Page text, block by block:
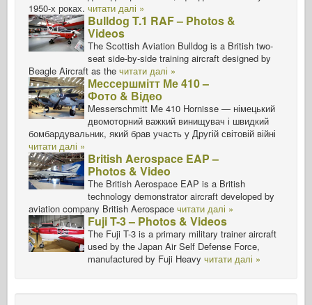
1950-х роках. читати далі »
Bulldog T.1 RAF – Photos &
Videos
The Scottish Aviation Bulldog is a British two-
seat side-by-side training aircraft designed by
Beagle Aircraft as the читати далі »
Мессершмітт Ме 410 –
Фото & Відео
Messerschmitt Me 410 Hornisse — німецький
двомоторний важкий винищувач і швидкий
бомбардувальник, який брав участь у Другій світовій війні
читати далі »
British Aerospace EAP –
Photos & Video
The British Aerospace EAP is a British
technology demonstrator aircraft developed by
aviation company British Aerospace читати далі »
Fuji T-3 – Photos & Videos
The Fuji T-3 is a primary military trainer aircraft
used by the Japan Air Self Defense Force,
manufactured by Fuji Heavy читати далі »